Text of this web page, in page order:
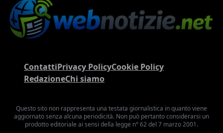
ContattiPrivacy PolicyCookie Policy
RedazioneChi siamo
Questo sito non rappresenta una testata giornalistica in quanto viene
aggiornato senza alcuna periodicità. Non può pertanto considerarsi un
prodotto editoriale ai sensi della legge n° 62 del 7 marzo 2001.